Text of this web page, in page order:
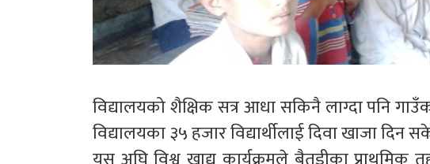
विद्यालयको शैक्षिक सत्र आधा सकिनै लाग्दा पनि
विद्यालयका ३५ हजार विद्यार्थीलाई दिवा खाजा दिन